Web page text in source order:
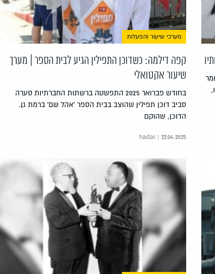
מערכי שיעור והפעלות
קפה דילמה: כשדוכן התפילין הגיע לבית הספר | מערך
שיעור אקטואלי
בחודש פברואר 2025 התפשטה ברשתות החברתיות סערה
סביב דוכן תפילין שהוצב בבית הספר 'אהל שם' ברמת גן.
הדוכן, שהוקם
hadar | 22.04.2025